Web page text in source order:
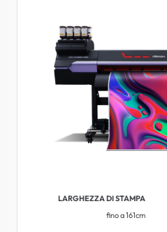
LARGHEZZA DI STAMPA
fino a 161cm